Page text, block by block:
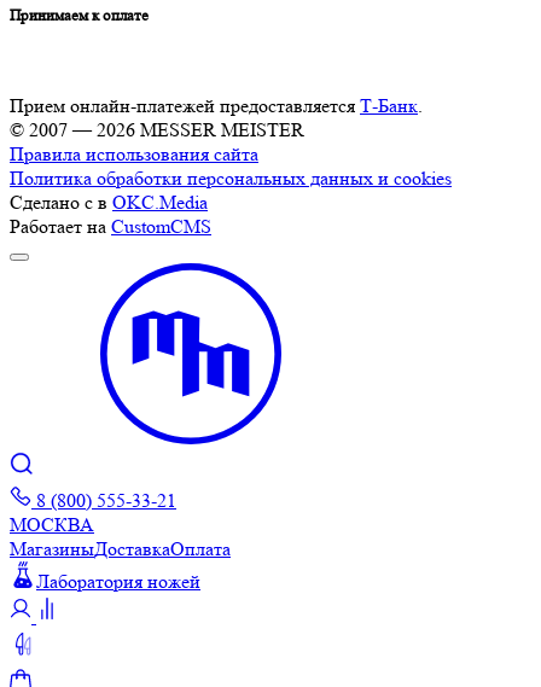
Принимаем к оплате
Прием онлайн-платежей предоставляется Т-Банк.
© 2007 — 2026 MESSER MEISTER
Правила использования сайта
Политика обработки персональных данных и cookies
Сделано с в OKC.Media
Работает на CustomCMS
8 (800) 555-33-21
МОСКВА
МагазиныДоставкаОплата
Лаборатория ножей